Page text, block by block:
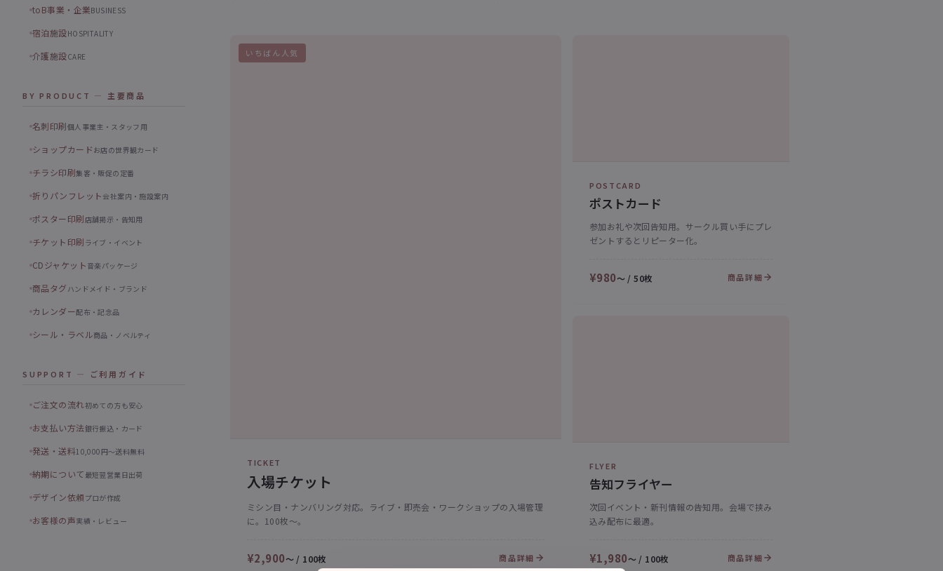
toB事業・企業BUSINESS
宿泊施設HOSPITALITY
介護施設CARE
BY PRODUCT — 主要商品
名刺印刷個人事業主・スタッフ用
ショップカードお店の世界観カード
チラシ印刷集客・販促の定番
折りパンフレット 会社案内・施設案内
ポスター印刷店舗掲示・告知用
チケット印刷 ライブ・イベント
CDジャケット 音楽パッケージ
商品タグ ハンドメイド・ブランド
カレンダー配布・記念品
シール・ラベル商品・ノベルティ
SUPPORT — ご利用ガイド
ご注文の流れ初めての方も安心
お支払い方法銀行振込・カード
発送・送料10,000円〜送料無料
納期について 最短翌営業日出荷
デザイン依頼プロが作成
お客様の声実績・レビュー
いちばん人気
TICKET
入場チケット
ミシン目・ナンバリング対応。ライブ・即売会・ワークショップの入場管理
に。100枚〜。
¥2,900〜 / 100枚 商品詳細
POSTCARD
ポストカード
参加お礼や次回告知用。サークル買い手にプレ
ゼントするとリピーター化。
¥980〜 / 50枚 商品詳細
FLYER
告知フライヤー
次回イベント・新刊情報の告知用。会場で挟み
込み配布に最適。
¥1,980〜 / 100枚 商品詳細